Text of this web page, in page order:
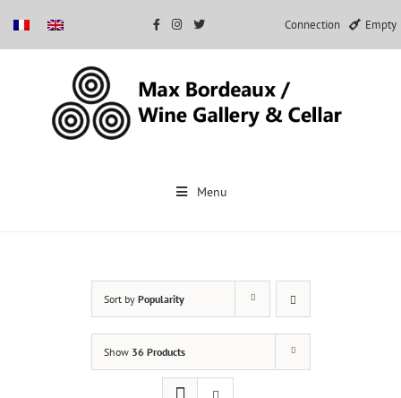
Connection Empty
Menu
Sort by Popularity
Show 36 Products